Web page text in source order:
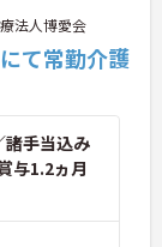
法人博愛会
て常勤介護
諸手当込み
与1.2ヵ月